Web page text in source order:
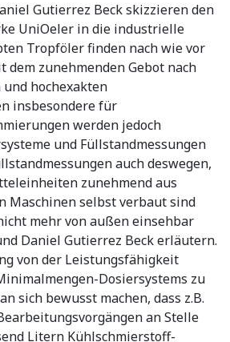
Gutierrez Beck skizzieren den
UniOeler in die industrielle
Tropföler finden nach wie vor
dem zunehmenden Gebot nach
hochexakten
insbesondere für
werden jedoch
und Füllstandmessungen
auch deswegen,
zunehmend aus
Maschinen selbst verbaut sind
mehr von außen einsehbar
Daniel Gutierrez Beck erläutern.
von der Leistungsfähigkeit
Dosiersystems zu
sich bewusst machen, dass z.B.
an Stelle
Litern Kühlschmierstoff-